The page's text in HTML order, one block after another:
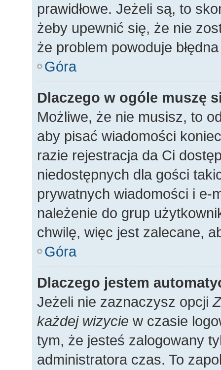
prawidłowe. Jeżeli są, to
żeby upewnić się, że nie
że problem powoduje
Góra
Dlaczego w ogóle muszę
Możliwe, że nie musisz, to
aby pisać wiadomości
razie rejestracja da Ci
niedostępnych dla gości
prywatnych wiadomości i e-
należenie do grup
chwilę, więc jest zalecane,
Góra
Dlaczego jestem
Jeżeli nie zaznaczysz opcji
każdej wizycie w czasie
tym, że jesteś zalogowany
administratora czas. To